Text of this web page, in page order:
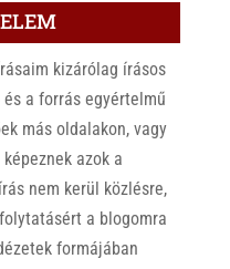
kizárólag írásos
a forrás egyértelmű
más oldalakon, vagy
azok a
nem kerül közlésre,
a blogomra
formájában